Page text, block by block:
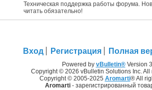
Техническая поддержка работы форума.
читать обязательно!
Вход Регистрация Полная
Powered by vBulletin®Version
Copyright © 2026 vBulletin Solutions Inc. All
Copyright © 2005-2025 Aromarti® All
Aromarti- зарегистрированный